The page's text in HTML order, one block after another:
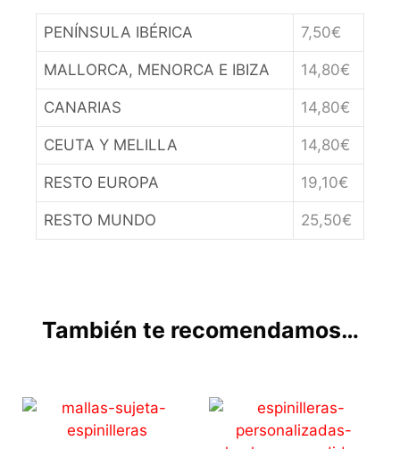
PENÍNSULA IBÉRICA 7,50€
MALLORCA, MENORCA E IBIZA 14,80€
CANARIAS 14,80€
CEUTA Y MELILLA 14,80€
RESTO EUROPA 19,10€
RESTO MUNDO 25,50€
También te recomendamos…